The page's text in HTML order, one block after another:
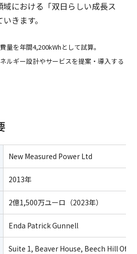
における「双日らしい成長ス
きます。
消費量を年間4,200kWhとして試算。
New Measured Power Ltd
2013年
2億1,500万ユーロ（2023年）
Enda Patrick Gunnell
Suite 1, Beaver House, Beech Hill